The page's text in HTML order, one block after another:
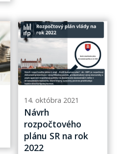
14. októbra 2021
Návrh
rozpočtového
plánu SR na rok
2022